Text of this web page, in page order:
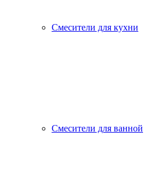
Смесители для кухни
Смесители для ванной